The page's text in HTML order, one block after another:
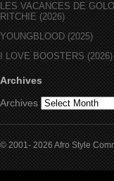
LES VACANCES DE
RITCHIE (2026)
YOUNGBLOOD (2025)
I LOVE BOOSTERS (2026)
Archives
Archives
© 2001- 2026 Afro Style